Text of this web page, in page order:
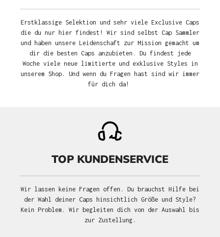
Erstklassige Selektion und sehr viele Exclusive Caps
die du nur hier findest! Wir sind selbst Cap Sammler
und haben unsere Leidenschaft zur Mission gemacht um
dir die besten Caps anzubieten. Du findest jede
Woche viele neue limitierte und exklusive Styles in
unserem Shop. Und wenn du Fragen hast sind wir immer
für dich da!
TOP KUNDENSERVICE
Wir lassen keine Fragen offen. Du brauchst Hilfe bei
der Wahl deiner Caps hinsichtlich Größe und Style?
Kein Problem. Wir begleiten dich von der Auswahl bis
zur Zustellung.